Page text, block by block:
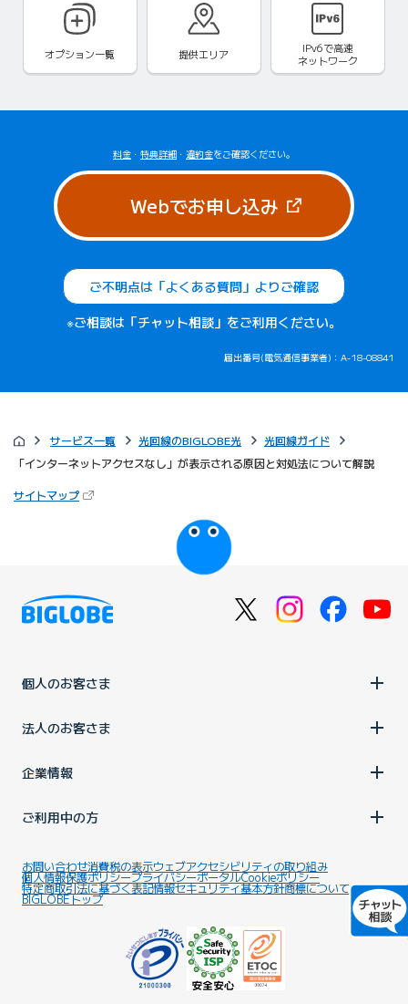
オプション一覧 提供エリア IPv6で高速
ネットワーク
料金 ・ 特典詳細 ・ 違約金をご確認ください。
Webでお申し込み（新しいタブ
ご不明点は「よくある質問」よりご確認
※ご相談は「チャット相談」をご利用ください。
届出番号(電気通信事業者)：A-18-08841
サービス一覧 光回線のBIGLOBE光
光回線ガイド
「インターネットアクセスなし」が表示される原因と対処法について解説
サイトマップ（新しいタブで開きます）
びっぷるのページ
個人のお客さま
法人のお客さま
企業情報
ご利用中の方
お問い合わせ消費税の表示ウェブアクセシビリティの取り組み
個人情報保護ポリシープライバシーポータルCookieポリシー
特定商取引法に基づく表記情報セキュリティ基本方針商標について
BIGLOBEトップ